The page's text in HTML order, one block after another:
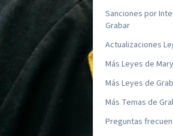
Sanciones por
Grabar
Actualizaciones
Más Leyes de
Más Leyes de
Más Temas de
Preguntas